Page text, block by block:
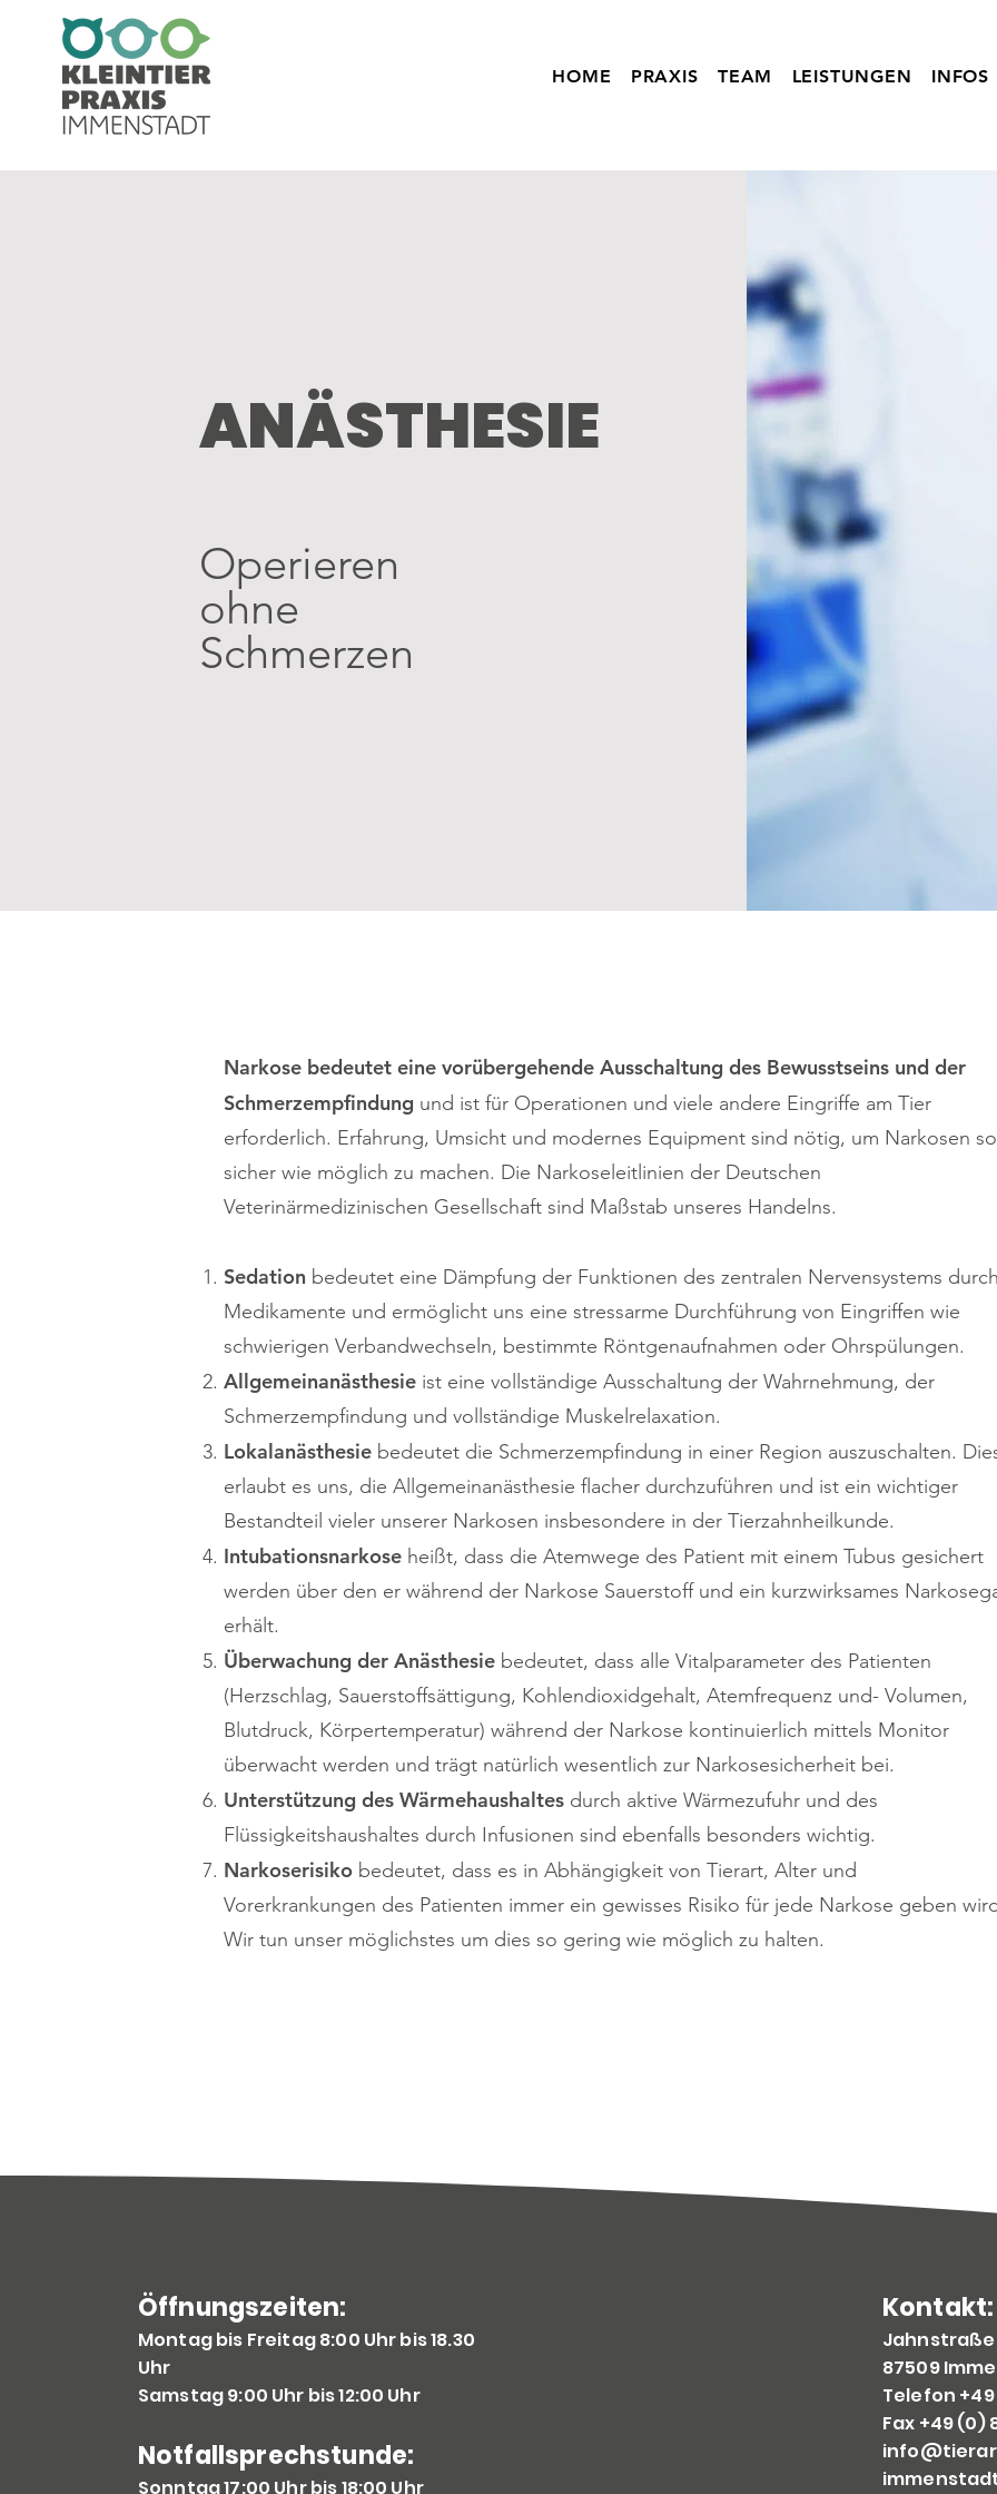
HOME PRAXIS TEAM LEISTUNGEN INFOS
ANÄSTHESIE
Operieren
ohne
Schmerzen
Narkose bedeutet eine vorübergehende Ausschaltung des Bewusstseins und der
Schmerzempfindung und ist für Operationen und viele andere Eingriffe am Tier
erforderlich. Erfahrung, Umsicht und modernes Equipment sind nötig, um Narkosen so
sicher wie möglich zu machen. Die Narkoseleitlinien der Deutschen
Veterinärmedizinischen Gesellschaft sind Maßstab unseres Handelns.
Sedation bedeutet eine Dämpfung der Funktionen des zentralen Nervensystems
Medikamente und ermöglicht uns eine stressarme Durchführung von Eingriffen wie
schwierigen Verbandwechseln, bestimmte Röntgenaufnahmen oder Ohrspülungen.
Allgemeinanästhesie ist eine vollständige Ausschaltung der Wahrnehmung, der
Schmerzempfindung und vollständige Muskelrelaxation.
Lokalanästhesie bedeutet die Schmerzempfindung in einer Region auszuschalten.
erlaubt es uns, die Allgemeinanästhesie flacher durchzuführen und ist ein wichtiger
Bestandteil vieler unserer Narkosen insbesondere in der Tierzahnheilkunde.
Intubationsnarkose heißt, dass die Atemwege des Patient mit einem Tubus gesichert
werden über den er während der Narkose Sauerstoff und ein kurzwirksames
erhält.
Überwachung der Anästhesie bedeutet, dass alle Vitalparameter des Patienten
(Herzschlag, Sauerstoffsättigung, Kohlendioxidgehalt, Atemfrequenz und- Volumen,
Blutdruck, Körpertemperatur) während der Narkose kontinuierlich mittels Monitor
überwacht werden und trägt natürlich wesentlich zur Narkosesicherheit bei.
Unterstützung des Wärmehaushaltes durch aktive Wärmezufuhr und des
Flüssigkeitshaushaltes durch Infusionen sind ebenfalls besonders wichtig.
Narkoserisiko bedeutet, dass es in Abhängigkeit von Tierart, Alter und
Vorerkrankungen des Patienten immer ein gewisses Risiko für jede Narkose geben
Wir tun unser möglichstes um dies so gering wie möglich zu halten.
Öffnungszeiten:
Montag bis Freitag 8:00 Uhr bis 18.30
Uhr
Samstag 9:00 Uhr bis 12:00 Uhr
Notfallsprechstunde:
Sonntag 17:00 Uhr bis 18:00 Uhr
Kontakt:
Jahnstraße
87509
Telefon +49
Fax +49 (0)
imme